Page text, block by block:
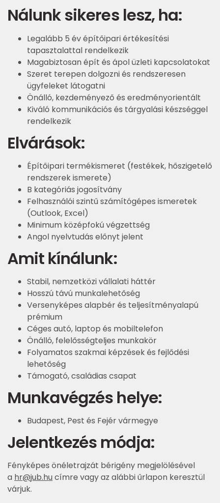
Nálunk sikeres lesz, ha:
Legalább 5 év építőipari értékesítési
tapasztalattal rendelkezik
Magabiztosan épít és ápol üzleti kapcsolatokat
Szeret terepen dolgozni és rendszeresen
ügyfeleket látogatni
Önálló, kezdeményező és eredményorientált
Kiváló kommunikációs és tárgyalási készséggel
rendelkezik
Elvárások:
Építőipari termékismeret (festékek, hőszigetelő
rendszerek ismerete)
B kategóriás jogosítvány
Felhasználói szintű számítógépes ismeretek
(Outlook, Excel)
Minimum középfokú végzettség
Angol nyelvtudás előnyt jelent
Amit kínálunk:
Stabil, nemzetközi vállalati háttér
Hosszú távú munkalehetőség
Versenyképes alapbér és teljesítményalapú
prémium
Céges autó, laptop és mobiltelefon
Önálló, felelősségteljes munkakör
Folyamatos szakmai képzések és fejlődési
lehetőség
Támogató, családias csapat
Munkavégzés helye:
Budapest, Pest és Fejér vármegye
Jelentkezés módja:
Fényképes önéletrajzát bérigény megjelölésével
a hr@jub.hu címre vagy az alábbi űrlapon keresztül
várjuk.